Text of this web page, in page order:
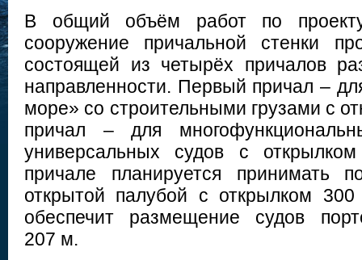
В общий объём работ по
сооружение причальной стенки
состоящей из четырёх причалов
направленности. Первый причал –
море» со строительными грузами с
причал – для
универсальных судов с
причале планируется принимать
открытой палубой с открылком
обеспечит размещение судов
207 м.